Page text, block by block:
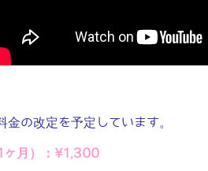
の改定を予定しています。
ヶ月）：¥1,300